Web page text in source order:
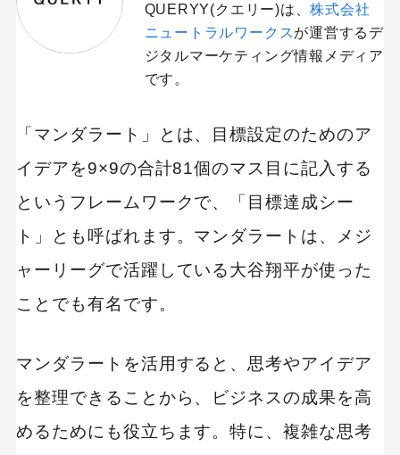
QUERYY(クエリー)は、株式会社
ニュートラルワークスが運営するデ
ジタルマーケティング情報メディア
です。
「マンダラート」とは、目標設定のためのア
イデアを9×9の合計81個のマス目に記入する
というフレームワークで、「目標達成シー
ト」とも呼ばれます。マンダラートは、メジ
ャーリーグで活躍している大谷翔平が使った
ことでも有名です。
マンダラートを活用すると、思考やアイデア
を整理できることから、ビジネスの成果を高
めるためにも役立ちます。特に、複雑な思考